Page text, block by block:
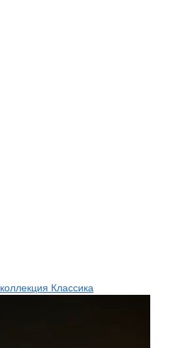
коллекция Классика